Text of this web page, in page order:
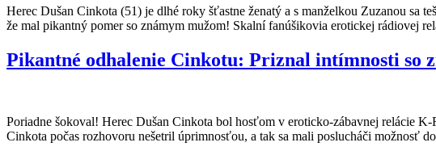
Herec Dušan Cinkota (51) je dlhé roky šťastne ženatý a s manželkou Zuzanou sa
že mal pikantný pomer so známym mužom! Skalní fanúšikovia erotickej rádiovej
Pikantné odhalenie Cinkotu: Priznal intímnosti so
Poriadne šokoval! Herec Dušan Cinkota bol hosťom v eroticko-zábavnej relácie
Cinkota počas rozhovoru nešetril úprimnosťou, a tak sa mali poslucháči